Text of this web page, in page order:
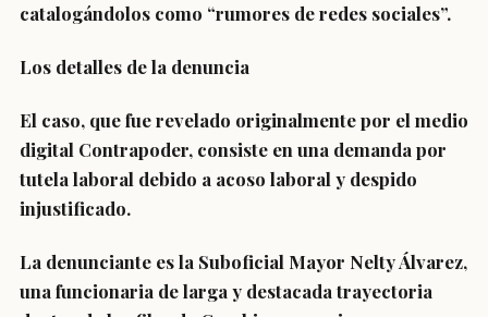
catalogándolos como “rumores de redes sociales”.
Los detalles de la denuncia
El caso, que fue revelado originalmente por el medio
digital Contrapoder, consiste en una demanda por
tutela laboral debido a acoso laboral y despido
injustificado.
La denunciante es la Suboficial Mayor Nelty Álvarez,
una funcionaria de larga y destacada trayectoria